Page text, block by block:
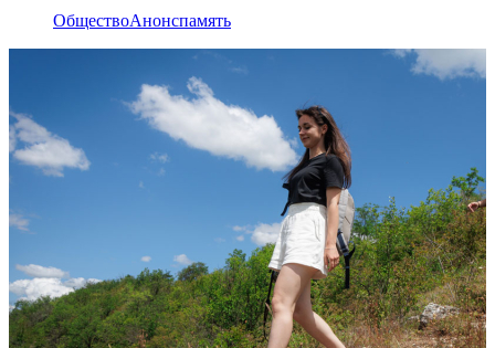
ОбществоАнонспамять